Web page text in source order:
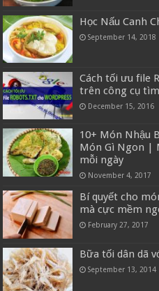
Học Nấu Canh
September 14, 2018
Cách tối ưu file
trên công cụ
December 15, 2016
10+ Món Nhậu
Món Gì Ngon |
mỗi ngày
November 4, 2017
Bí quyết cho
mà cực mềm
February 27, 2017
Bữa tối dân dã
September 13, 2014